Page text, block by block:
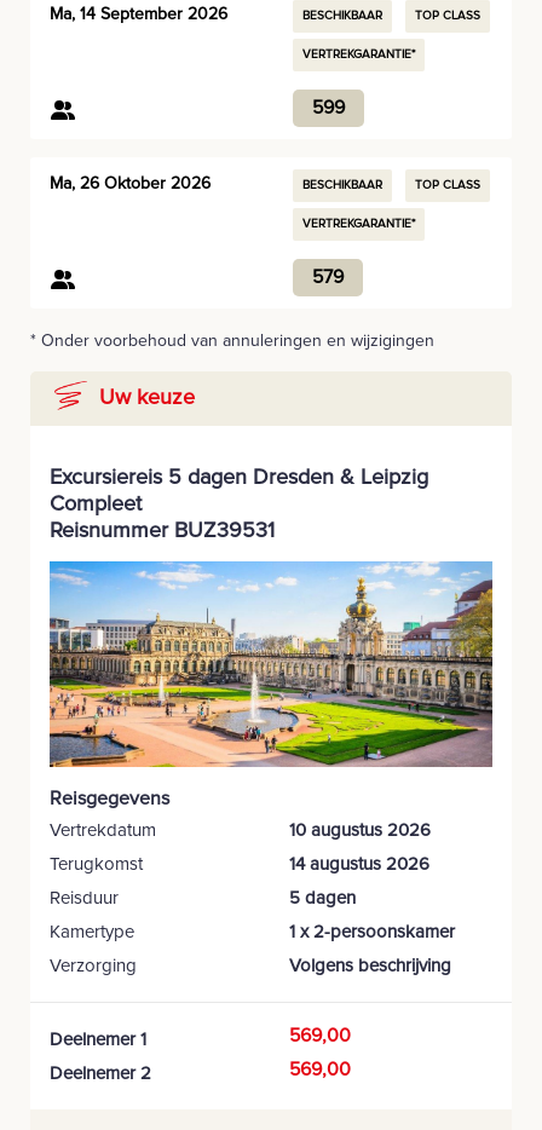
Ma, 14 September 2026 BESCHIKBAAR TOP CLASS
VERTREKGARANTIE*
599
Ma, 26 Oktober 2026 BESCHIKBAAR TOP CLASS
VERTREKGARANTIE*
579
* Onder voorbehoud van annuleringen en wijzigingen
Uw keuze
Excursiereis 5 dagen Dresden & Leipzig
Compleet
Reisnummer BUZ39531
Reisgegevens
Vertrekdatum
10 augustus 2026
Terugkomst
14 augustus 2026
Reisduur
5 dagen
Kamertype
1 x 2-persoonskamer
Verzorging
Volgens beschrijving
Deelnemer 1 569,00
Deelnemer 2 569,00